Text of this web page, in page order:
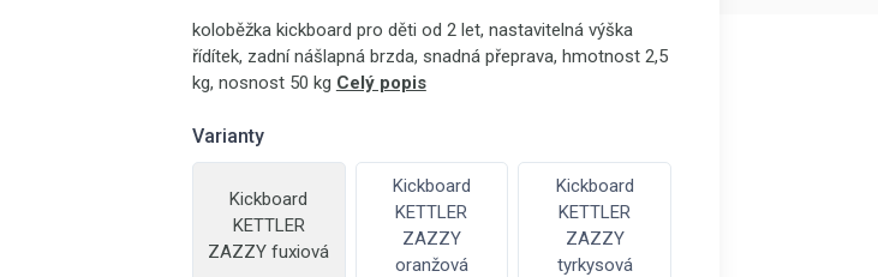
koloběžka kickboard pro děti od 2 let, nastavitelná výška
řídítek, zadní nášlapná brzda, snadná přeprava, hmotnost 2,5
kg, nosnost 50 kg Celý popis
Varianty
Kickboard
KETTLER
ZAZZY fuxiová
Kickboard
KETTLER
ZAZZY
oranžová
Kickboard
KETTLER
ZAZZY
tyrkysová